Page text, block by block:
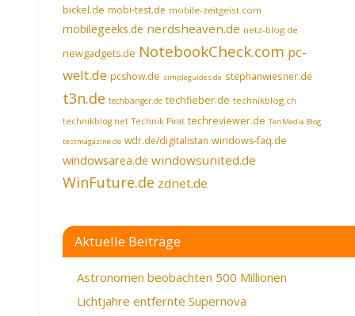
bickel.de mobi-test.de mobile-zeitgeist.com
mobilegeeks.de nerdsheaven.de netz-blog.de
newgadgets.de NotebookCheck.com pc-
welt.de pcshow.de simpleguides.de stephanwiesner.de
t3n.de techbanger.de techfieber.de technikblog.ch
technikblog.net Technik Pirat techreviewer.de TenMedia Blog
testmagazine.de wdr.de/digitalistan windows-faq.de
windowsarea.de windowsunited.de
WinFuture.de zdnet.de
Aktuelle Beiträge
Astronomen beobachten 500 Millionen
Lichtjahre entfernte Supernova